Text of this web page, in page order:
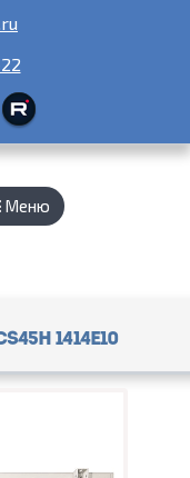
Меню
1414E10